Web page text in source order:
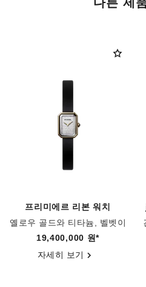
프리미에르 리본 워치
옐로우 골드와 티타늄, 벨벳이
장식된 블랙 가죽, 다이아몬드
레퍼런스 H6126
19,400,000 원*
자세히 보기